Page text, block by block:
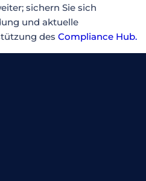
sichern Sie sich
und aktuelle
des Compliance Hub.